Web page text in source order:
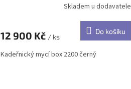
Skladem u dodavatele
12 900 Kč / ks
Do košíku
Kadeřnický mycí box 2200 černý